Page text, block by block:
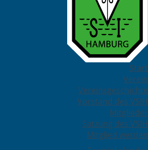
Start
Verein
Vereinsgeschichte
Vorstand des VSIH
Mitglieder
Satzung des VSIH
Mitglied werden